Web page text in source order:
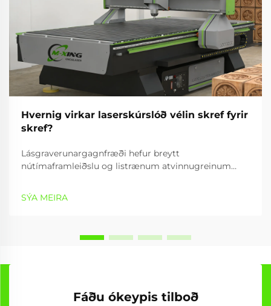
Hvernig virkar laserskúrslóð vélin skref fyrir
skref?
Lásgraverunargagnfræði hefur breytt
nútímaframleiðslu og listrænum atvinnugreinum
fjölbreytta getur til að vinna efni. Graverunartæki
notar samleitnan lásstrála til að búa til nákvæmar
SÝA MEIRA
Fáðu ókeypis tilboð